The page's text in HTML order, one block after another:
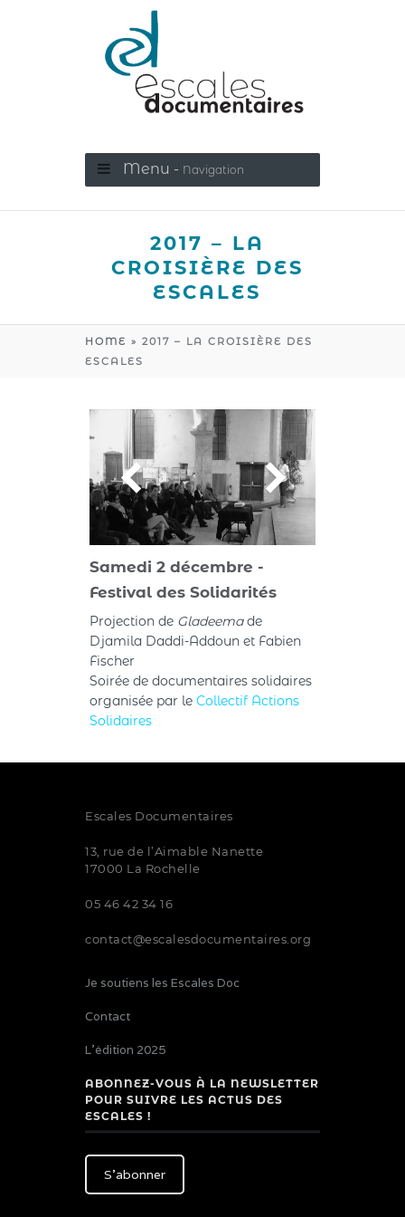
Menu - Navigation
2017 – LA
CROISIÈRE DES
ESCALES
HOME » 2017 – LA CROISIÈRE DES
ESCALES
Samedi 2 décembre -
Festival des Solidarités
Projection de Gladeemade
Djamila Daddi-Addoun et Fabien
Fischer
Soirée de documentaires solidaires
organisée par le Collectif Actions
Solidaires
Escales Documentaires
13, rue de l’Aimable Nanette
17000 La Rochelle
05 46 42 34 16
contact@escalesdocumentaires.org
Je soutiens les Escales Doc
Contact
L’édition 2025
ABONNEZ-VOUS À LA NEWSLETTER
POUR SUIVRE LES ACTUS DES
ESCALES !
S'abonner